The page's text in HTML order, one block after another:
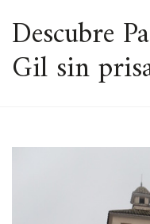
Descubre
Gil sin